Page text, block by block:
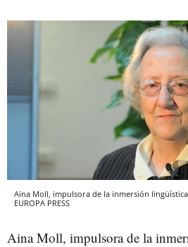
Aina Moll, impulsora de la inmersión
EUROPA PRESS
Aina Moll, impulsora de la